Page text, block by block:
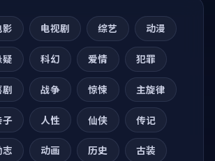
影 电视剧 综艺 动漫
疑 科幻 爱情 犯罪
剧 战争 惊悚 主旋律
子 人性 仙侠 传记
志 动画 历史 古装